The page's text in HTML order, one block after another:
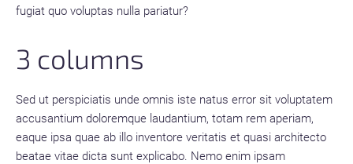
fugiat quo voluptas nulla pariatur?
3 columns
Sed ut perspiciatis unde omnis iste natus error sit voluptatem
accusantium doloremque laudantium, totam rem aperiam,
eaque ipsa quae ab illo inventore veritatis et quasi architecto
beatae vitae dicta sunt explicabo. Nemo enim ipsam